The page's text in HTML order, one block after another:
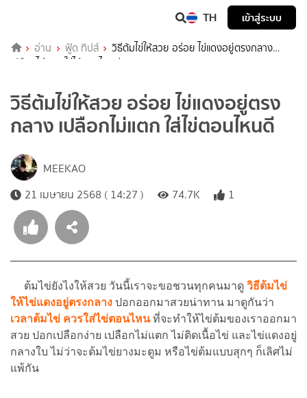
TH เข้าสู่ระบบ
อ่าน ฟู้ด ทิปส์
วิธีต้มไข่ให้สวย อร่อย ไข่แดงอยู่ตรงกลาง
เปลือกไม่แตก ใส่ไข่ตอนไหนดี
วิธีต้มไข่ให้สวย อร่อย ไข่แดงอยู่ตรง
กลาง เปลือกไม่แตก ใส่ไข่ตอนไหนดี
MEEKAO
21 เมษายน 2568 ( 14:27 )
74.7K 1
ต้มไข่ยังไงให้สวย วันนี้เราจะขอชวนทุกคนมาดู วิธีต้มไข่
ให้ไข่แดงอยู่ตรงกลาง ปอกออกมาสวยน่าทาน มาดูกันว่า
เวลาต้มไข่ ควรใส่ไข่ตอนไหนที่จะทำให้ไข่ต้มของเราออกมา
สวย ปอกเปลือกง่าย เปลือกไม่แตก ไม่ติดเนื้อไข่ และไข่แดงอยู่
กลางใบ ไม่ว่าจะต้มไข่ยางมะตูม หรือไข่ต้มแบบสุกๆ ก็เลิศไม่
แพ้กัน